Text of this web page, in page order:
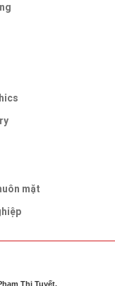
mặt
Thị Tuyết,